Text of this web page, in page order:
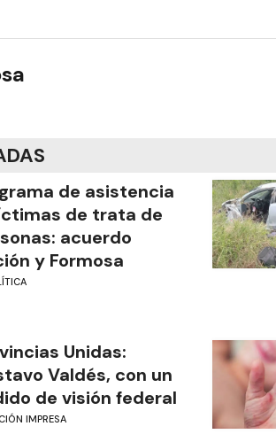
de asistencia
de trata de
acuerdo
y Formosa
Unidas:
Valdés, con un
de visión federal
IMPRESA